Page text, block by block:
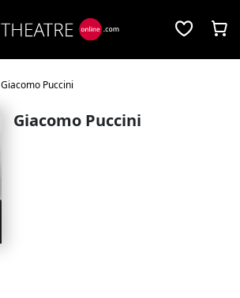
Giacomo Puccini
Giacomo Puccini